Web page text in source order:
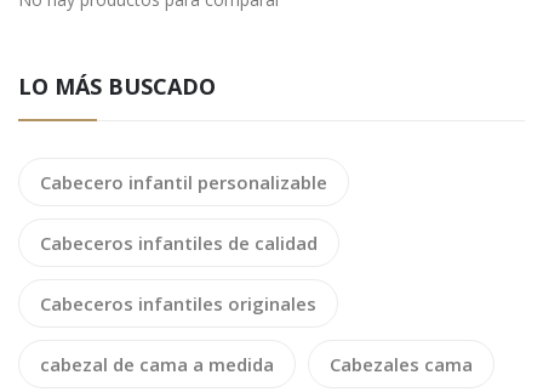
LO MÁS BUSCADO
Cabecero infantil personalizable
Cabeceros infantiles de calidad
Cabeceros infantiles originales
cabezal de cama a medida Cabezales cama